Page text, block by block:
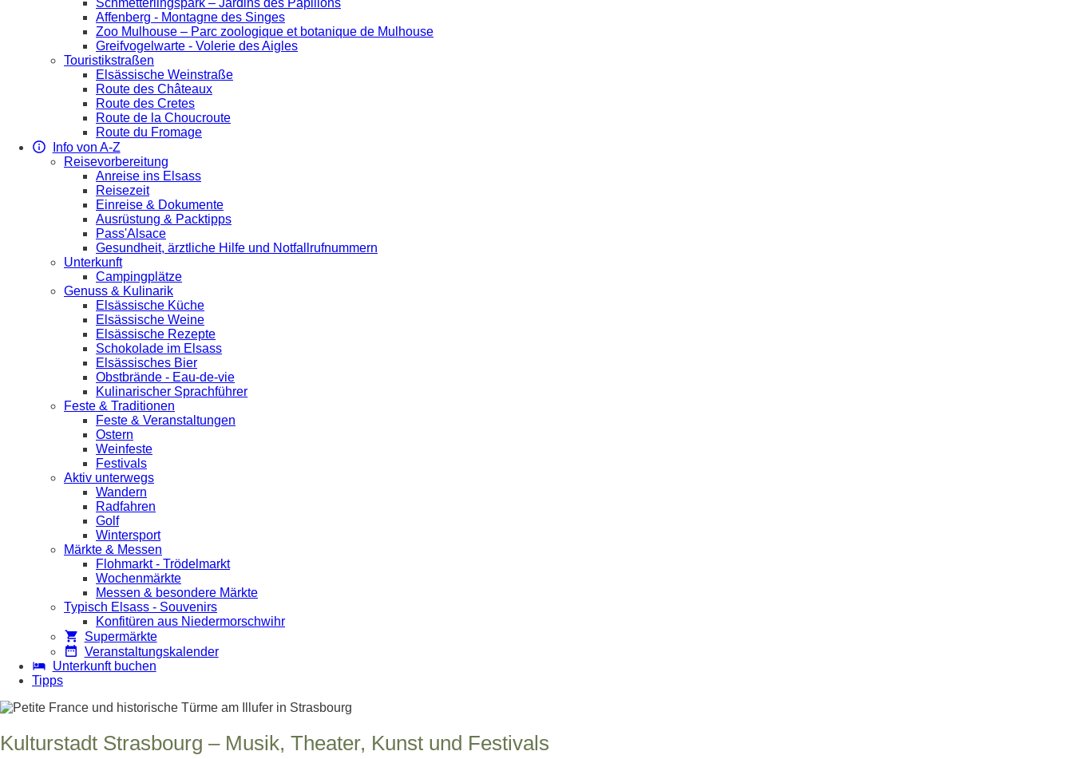
Schmetterlingspark – Jardins des Papillons
Affenberg - Montagne des Singes
Zoo Mulhouse – Parc zoologique et botanique de Mulhouse
Greifvogelwarte - Volerie des Aigles
Touristikstraßen
Elsässische Weinstraße
Route des Châteaux
Route des Cretes
Route de la Choucroute
Route du Fromage
Info von A-Z
Reisevorbereitung
Anreise ins Elsass
Reisezeit
Einreise & Dokumente
Ausrüstung & Packtipps
Pass'Alsace
Gesundheit, ärztliche Hilfe und Notfallrufnummern
Unterkunft
Campingplätze
Genuss & Kulinarik
Elsässische Küche
Elsässische Weine
Elsässische Rezepte
Schokolade im Elsass
Elsässisches Bier
Obstbrände - Eau-de-vie
Kulinarischer Sprachführer
Feste & Traditionen
Feste & Veranstaltungen
Ostern
Weinfeste
Festivals
Aktiv unterwegs
Wandern
Radfahren
Golf
Wintersport
Märkte & Messen
Flohmarkt - Trödelmarkt
Wochenmärkte
Messen & besondere Märkte
Typisch Elsass - Souvenirs
Konfitüren aus Niedermorschwihr
Supermärkte
Veranstaltungskalender
Unterkunft buchen
Tipps
Kulturstadt Strasbourg – Musik, Theater, Kunst und Festivals